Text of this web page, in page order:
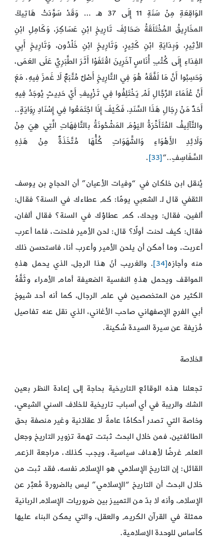
الوَاقِعَةِ مِنْ سَنَةِ 11 إِلَى 37 هـ … وَقَدْ سَوَّدَتْ هَاتِيكَ
المخَارِيقُ المُخْتَلَقَةُ صَحَائِفَ تَارِيخِ ابْنِ عَسَاكِرَ، وَكَامِلِ ابْنِ
الأثِيرِ، وَبِدَايَةِ ابْنِ كَثِيرٍ، وَتَارِيخِ ابْنِ خَلْدُون، وَتَارِيخِ أَبِي
الفِدَاءِ إِلَى كُتُبِ أُنَاسٍ آخَرِينَ اقْتَفَوْا أَثَرَ الطَّبَرِيِّ عَلَى العَمَى،
وَحَسِبُوا أَنَّ مَا لَفَّقَهُ هُوَ فِي التَّارِيخِ أَصْلٌ مُتَّبَعٌ لَا غَمزَ فِيهِ، مَعَ
أَنَّ عُلَمَاءَ الرِّجَّالِ لَمْ يَخْتَلِفُوا فِي تَزْيِيفِ أَيِّ حَدِيثٍ يُوجَدُ فِيهِ
أَحَدٌ مَنْ رِجَالِ هَذَا السَّنَدِ، فَكَيْفَ إِذَا اجْتَمَعُوا فِي إِسْنَادِ رِوَايَةٍ..
والتَّآلِيفُ المُتَأَخِّرَةُ اليَوْمَ المَشْحُونَةُ بالتَّافِهَاتِ الَّتِي هِيَ مِنْ
وَلَائِدِ الأَهْوَاءِ وَالشَّهَوَاتِ كُلُّهَا مُتَّخَذَةٌ مِنْ هَذِهِ
السَّفَاسِفِ..” [33]
.
يُنقل ابن خلكان في “وفيات الأعيان” أن الحجاج بن يوسف
الثقفي قال لـ الشعبي يومًا: كم عطاءك في السنة؟ فقال:
ألفين، فقال: ويحك، كم عطاؤك في السنة؟ فقال ألفان،
فقال: كيف لحنت أولًا؟ قال: لحن الأمير فلحنت، فلما أعرب
أعربت، وما أمكن أن يلحن الأمير وأعرب أنا، فاستحسن ذلك
منه وأجازه [34]
. والغريب أنّ هذا الرجل، الذي يحمل هذهِ
المواقف ويحمل هذهِ النفسية الضعيفة أمام الأمراء وثَقَّهُ
الكثير من المتخصصين في علم الرجال، كما أنه أحد شيوخ
أبي الفرج الإصفهاني صاحب الأغاني، الذي نقل عنه تفاصيل
مُزيفة عن سيرة السيدة سُكينة.
الخلاصة
تجعلنا هذه الوقائع التاريخية بحاجة إلى إعادة النظر بعين
الشك والريبة في أي أسباب تاريخية للخلاف السني الشيعي،
وخاصة التي تصدر أحكامًا عامةً لا عقلانية وغير منصفة بحق
الطائفتين، فمن خلال البحث ثبتت تهمة تزوير التاريخ وجعل
العلم غرضًا لأهداف سياسية، ويجب كذلك، مراجعة الزعم
القائل: إن التاريخ الإسلامي هو الإسلام نفسه، فقد ثبت من
خلال البحث أن التاريخ “الإسلامي” ليس بالضرورة مُعبِّر عن
الإسلام، وأنه لا بدّ من التمييز بين ضروريات الإسلام الربانية
ممثلة في القرآن الكريم والعقل، والتي يمكن البناء عليها
كأساس للوحدة الإسلامية.